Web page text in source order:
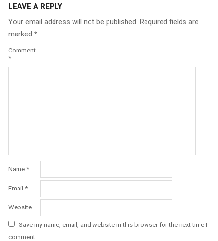
LEAVE A REPLY
Your email address will not be published. Required fields are
marked *
Comment
*
Name *
Email *
Website
Save my name, email, and website in this browser for the next time I
comment.